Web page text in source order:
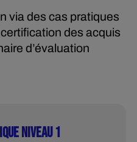
via des cas pratiques
des acquis
d’évaluation
NIVEAU 1